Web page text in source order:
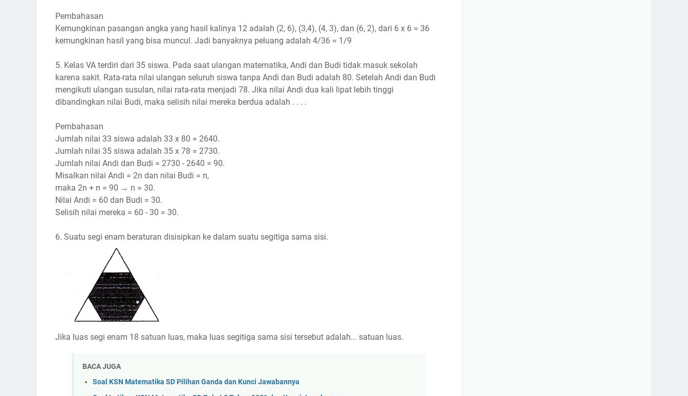
Pembahasan
Kemungkinan pasangan angka yang hasil kalinya 12 adalah (2, 6), (3,4), (4, 3), dan (6, 2), dari 6 x 6 = 36
kemungkinan hasil yang bisa muncul. Jadi banyaknya peluang adalah 4/36 = 1/9
5. Kelas VA terdiri dari 35 siswa. Pada saat ulangan matematika, Andi dan Budi tidak masuk sekolah
karena sakit. Rata-rata nilai ulangan seluruh siswa tanpa Andi dan Budi adalah 80. Setelah Andi dan Budi
mengikuti ulangan susulan, nilai rata-rata menjadi 78. Jika nilai Andi dua kali lipat lebih tinggi
dibandingkan nilai Budi, maka selisih nilai mereka berdua adalah . . . .
Pembahasan
Jumlah nilai 33 siswa adalah 33 x 80 = 2640.
Jumlah nilai 35 siswa adalah 35 x 78 = 2730.
Jumlah nilai Andi dan Budi = 2730 - 2640 = 90.
Misalkan nilai Andi = 2n dan nilai Budi = n,
maka 2n + n = 90 → n = 30.
Nilai Andi = 60 dan Budi = 30.
Selisih nilai mereka = 60 - 30 = 30.
6. Suatu segi enam beraturan disisipkan ke dalam suatu segitiga sama sisi.
Jika luas segi enam 18 satuan luas, maka luas segitiga sama sisi tersebut adalah... satuan luas.
BACA JUGA
Soal KSN Matematika SD Pilihan Ganda dan Kunci Jawabannya